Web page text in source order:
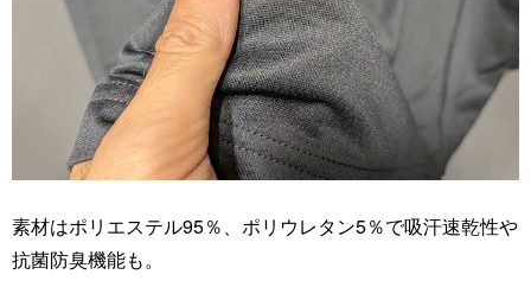
素材はポリエステル95％、ポリウレタン5％で吸汗速乾性や
抗菌防臭機能も。